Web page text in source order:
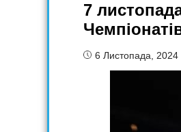
7
6 Листопада, 2024